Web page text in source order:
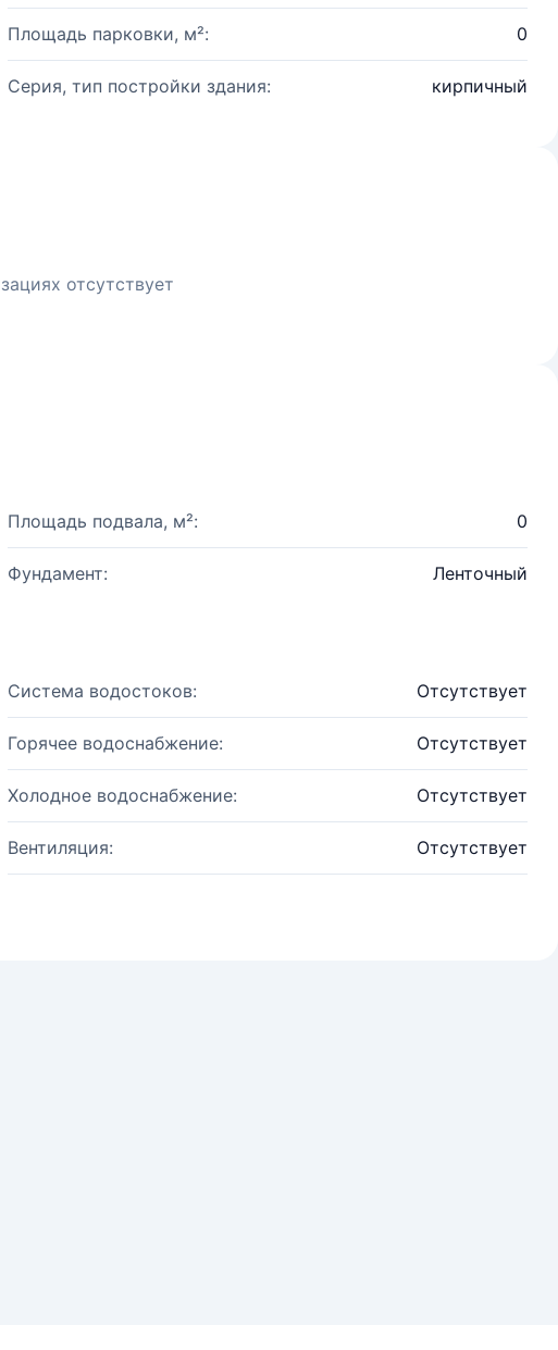
Площадь парковки, м²: 0
Серия, тип постройки здания: кирпичный
отсутствует
Площадь подвала, м²: 0
Фундамент: Ленточный
Система водостоков: Отсутствует
Горячее водоснабжение: Отсутствует
Холодное водоснабжение: Отсутствует
Вентиляция: Отсутствует